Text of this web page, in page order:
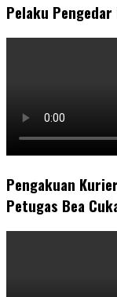
Pelaku
Pengakuan
Petugas Bea